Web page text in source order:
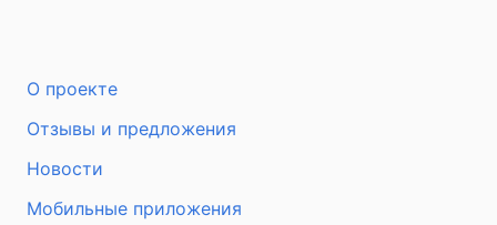
О проекте
Отзывы и предложения
Новости
Мобильные приложения